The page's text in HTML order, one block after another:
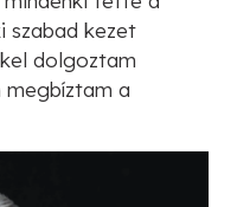
szabad kezet
dolgoztam
megbíztam a